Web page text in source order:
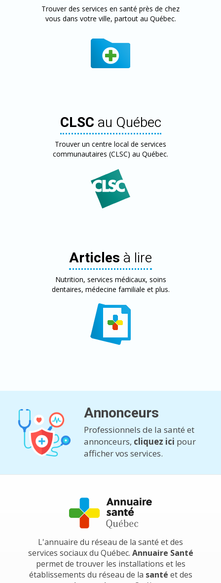
Trouver des services en santé près de chez
vous dans votre ville, partout au Québec.
CLSC au Québec
Trouver un centre local de services
communautaires (CLSC) au Québec.
Articles à lire
Nutrition, services médicaux, soins
dentaires, médecine familiale et plus.
Annonceurs
Professionnels de la santé et
annonceurs, cliquez ici pour
afficher vos services.
L'annuaire du réseau de la santé et des
services sociaux du Québec. Annuaire Santé
permet de trouver les installations et les
établissements du réseau de la santé et des